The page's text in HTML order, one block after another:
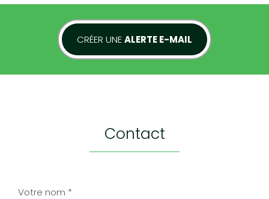
CRÉER UNEALERTE E-MAIL
contact